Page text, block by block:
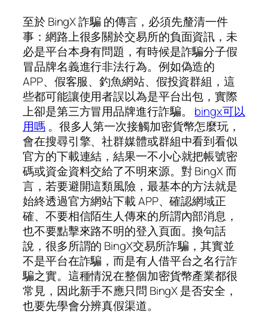
至於 BingX 詐騙 的傳言，必須先釐清一件
事：網路上很多關於交易所的負面資訊，未
必是平台本身有問題，有時候是詐騙分子假
冒品牌名義進行非法行為。例如偽造的
APP、假客服、釣魚網站、假投資群組，這
些都可能讓使用者誤以為是平台出包，實際
上卻是第三方冒用品牌進行詐騙。 bingx可以
用嗎。很多人第一次接觸加密貨幣怎麼玩，
會在搜尋引擎、社群媒體或群組中看到看似
官方的下載連結，結果一不小心就把帳號密
碼或資金資料交給了不明來源。對 BingX 而
言，若要避開這類風險，最基本的方法就是
始終透過官方網站下載 APP、確認網域正
確、不要相信陌生人傳來的所謂內部消息，
也不要點擊來路不明的登入頁面。換句話
說，很多所謂的 BingX交易所詐騙，其實並
不是平台在詐騙，而是有人借平台之名行詐
騙之實。這種情況在整個加密貨幣產業都很
常見，因此新手不應只問 BingX 是否安全，
也要先學會分辨真假渠道。